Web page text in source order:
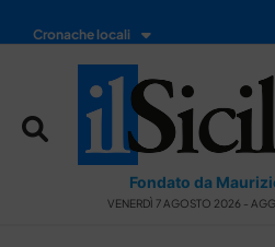
Cronache locali
Fondato da
VENERDÌ 7 AGOSTO 2026 -